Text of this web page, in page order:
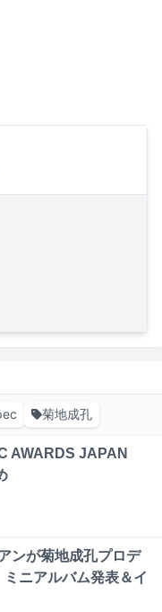
菊地成孔
AWARDS JAPAN
ンが菊地成孔プロデ
ニアルバム発表＆イ